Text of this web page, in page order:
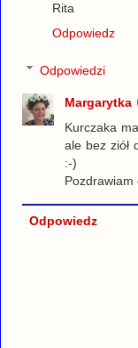
Rita
Odpowiedz
Odpowiedzi
Margarytka
Kurczaka
ale bez ziół
:-)
Pozdrawiam
Odpowiedz